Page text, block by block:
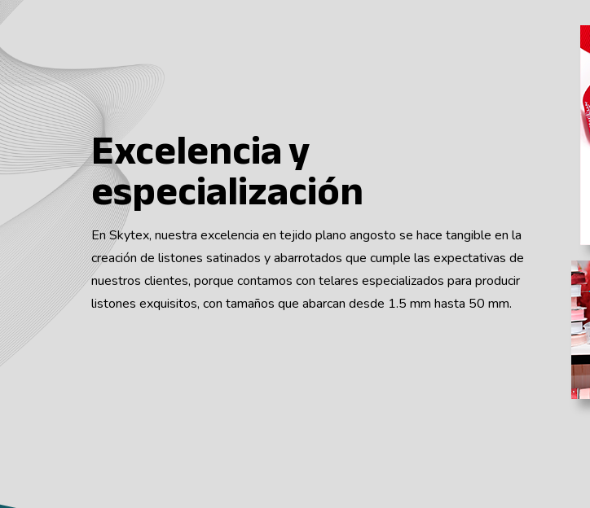
Excelencia y
especialización
En Skytex, nuestra excelencia en tejido plano angosto se hace tangible en la
creación de listones satinados y abarrotados que cumple las expectativas de
nuestros clientes, porque contamos con telares especializados para producir
listones exquisitos, con tamaños que abarcan desde 1.5 mm hasta 50 mm.